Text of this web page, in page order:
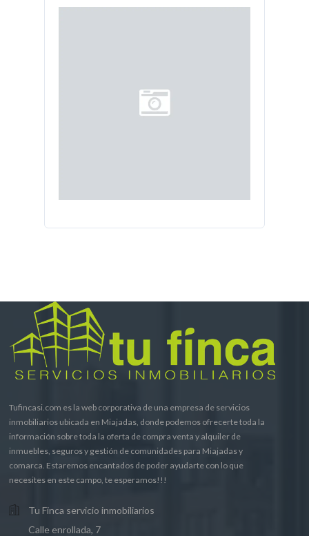
Tufincasi.com es la web corporativa de una empresa de servicios
inmobiliarios ubicada en Miajadas, donde podemos ofrecerte toda la
información sobre toda la oferta de compra venta y alquiler de
inmuebles, seguros y gestión de comunidades para Miajadas y
comarca. Estaremos encantados de poder ayudarte con lo que
necesites en este campo, te esperamos!!!
Tu Finca servicio inmobiliarios
Calle enrollada, 7